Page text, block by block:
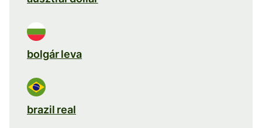
bolgár leva
brazil real